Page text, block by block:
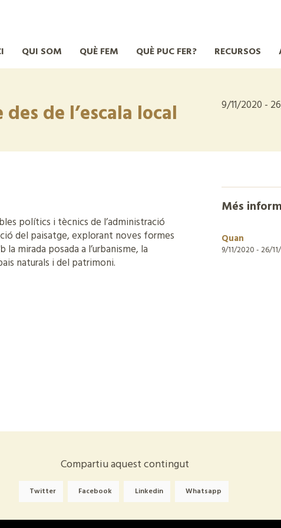
QUI SOM QUÈ FEM QUÈ PUC FER? RECURSOS
de l’escala local 9/11/2020 -
polítics i tècnics de l’administració
del paisatge, explorant noves formes
mirada posada a l’urbanisme, la
naturals i del patrimoni.
Més
Quan
9/11/2020 - 26/
Compartiu aquest contingut
Twitter Facebook Linkedin Whatsapp